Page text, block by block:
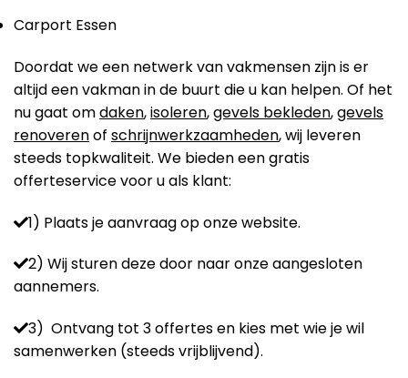
Carport Essen
Doordat we een netwerk van vakmensen zijn is er
altijd een vakman in de buurt die u kan helpen. Of het
nu gaat omdaken,isoleren,gevels bekleden,gevels
renoverenof schrijnwerkzaamheden, wij leveren
steeds topkwaliteit. We bieden een gratis
offerteservice voor u als klant:
1) Plaats je aanvraag op onze website.
2) Wij sturen deze door naar onze aangesloten
aannemers.
3) Ontvang tot 3 offertes en kies met wie je wil
samenwerken (steeds vrijblijvend).